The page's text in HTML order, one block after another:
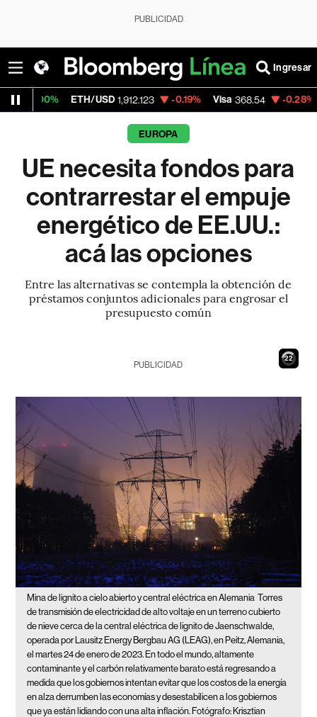
PUBLICIDAD
Ingresar
ETH/USD 1,912.123 -0.19% Visa 368.54 -0.28%
EUROPA
UE necesita fondos para
contrarrestar el empuje
energético de EE.UU.:
acá las opciones
Entre las alternativas se contempla la obtención de
préstamos conjuntos adicionales para engrosar el
presupuesto común
21
PUBLICIDAD
Mina de lignito a cielo abierto y central eléctrica en Alemania Torres
de transmisión de electricidad de alto voltaje en un terreno cubierto
de nieve cerca de la central eléctrica de lignito de Jaenschwalde,
operada por Lausitz Energy Bergbau AG (LEAG), en Peitz, Alemania,
el martes 24 de enero de 2023. En todo el mundo, altamente
contaminante y el carbón relativamente barato está regresando a
medida que los gobiernos intentan evitar que los costos de la energía
en alza derrumben las economías y desestabilicen a los gobiernos
que ya están lidiando con una alta inflación. Fotógrafo: Krisztian